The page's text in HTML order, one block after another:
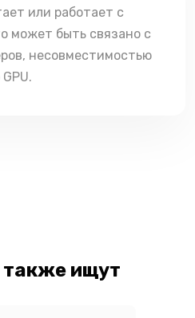
или работает с
может быть связано с
несовместимостью
также ищут